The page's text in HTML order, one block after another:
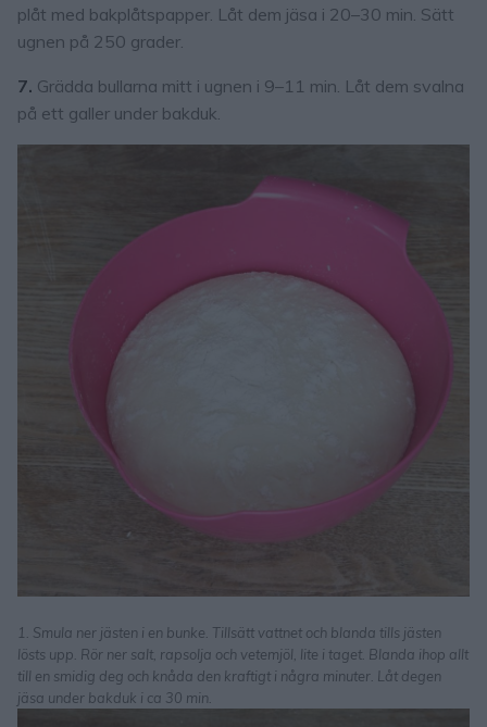
plåt med bakplåtspapper. Låt dem jäsa i 20–30 min. Sätt
ugnen på 250 grader.
7. Grädda bullarna mitt i ugnen i 9–11 min. Låt dem svalna
på ett galler under bakduk.
1. Smula ner jästen i en bunke. Tillsätt vattnet och blanda tills jästen
lösts upp. Rör ner salt, rapsolja och vetemjöl, lite i taget. Blanda ihop allt
till en smidig deg och knåda den kraftigt i några minuter. Låt degen
jäsa under bakduk i ca 30 min.